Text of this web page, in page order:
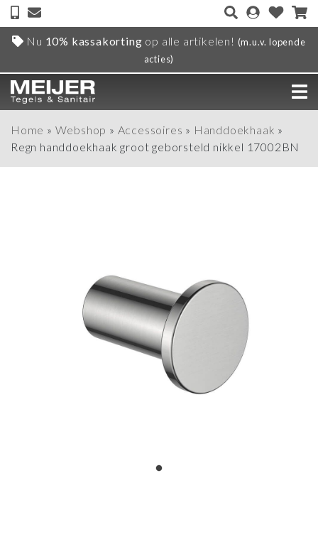
Nu 10% kassakorting op alle artikelen! (m.u.v. lopende
acties)
Home » Webshop » Accessoires » Handdoekhaak »
Regn handdoekhaak groot geborsteld nikkel 17002BN